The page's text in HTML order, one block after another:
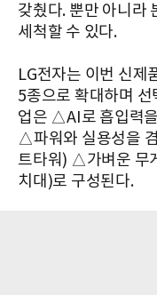
갖췄다. 뿐만 아니라
세척할 수 있다.
LG전자는 이번 신제
5종으로 확대하며 선
업은 △AI로 흡입력
△파워와 실용성을
트타워) △가벼운 무
치대)로 구성된다.